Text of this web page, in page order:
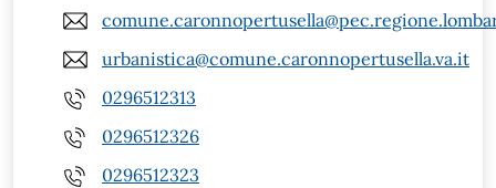
urbanistica@comune.caronnopertusella.va.it
0296512313
0296512326
0296512323